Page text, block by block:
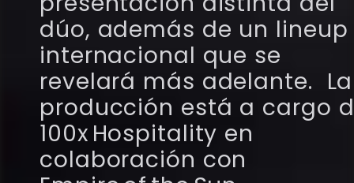
dúo, además de un lineup
internacional que se
revelará más adelante. La
producción está a cargo
100x Hospitality en
colaboración con